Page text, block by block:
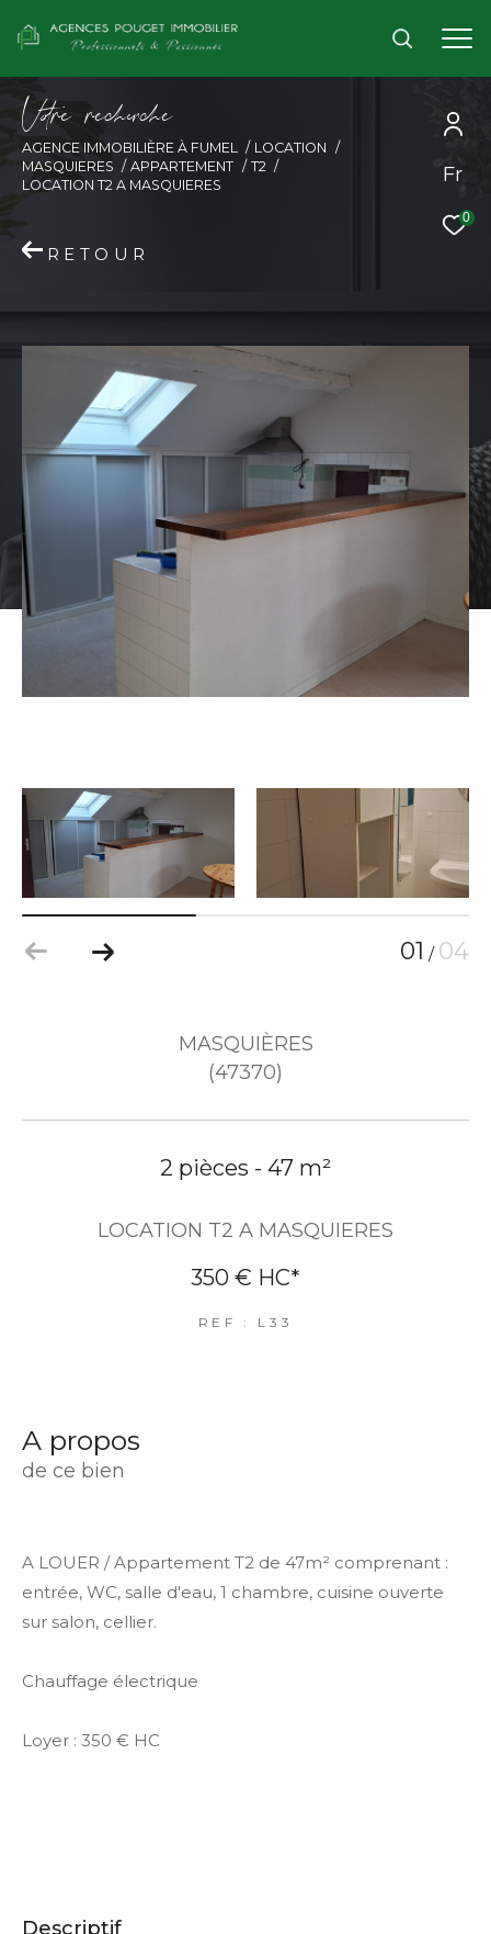
Fr
0
Vore recece
AGENCE IMMOBILIÈRE À FUMEL
LOCATION
MASQUIERES
APPARTEMENT
T2
LOCATION T2 A MASQUIERES
RETOUR
01 / 04
MASQUIÈRES
(47370)
2 pièces - 47 m²
LOCATION T2 A MASQUIERES
350 € HC*
REF : L33
a propos
de ce bien
A LOUER / Appartement T2 de 47m² comprenant :
entrée, WC, salle d'eau, 1 chambre, cuisine ouverte
sur salon, cellier.
Chauffage électrique
Loyer : 350 € HC
descriptif